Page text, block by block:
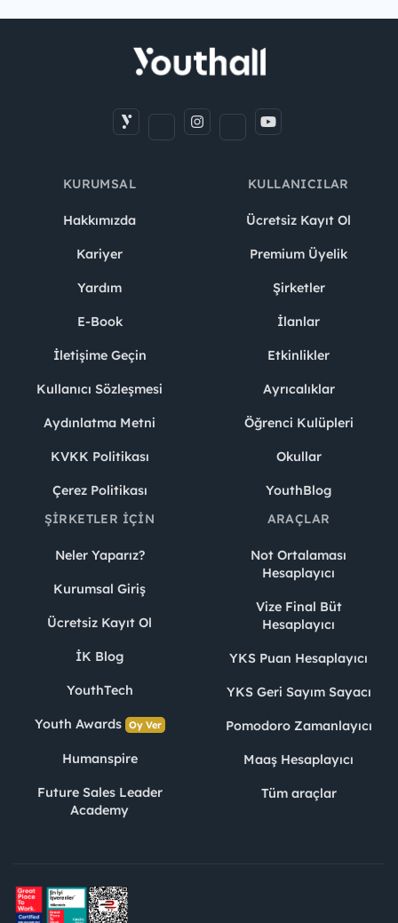
KURUMSAL
Hakkımızda
Kariyer
Yardım
E-Book
İletişime Geçin
Kullanıcı Sözleşmesi
Aydınlatma Metni
KVKK Politikası
Çerez Politikası
KULLANICILAR
Ücretsiz Kayıt Ol
Premium Üyelik
Şirketler
İlanlar
Etkinlikler
Ayrıcalıklar
Öğrenci Kulüpleri
Okullar
YouthBlog
ŞIRKETLER İÇIN
Neler Yaparız?
Kurumsal Giriş
Ücretsiz Kayıt Ol
İK Blog
YouthTech
Youth Awards Oy Ver
Humanspire
Future Sales Leader
Academy
ARAÇLAR
Not Ortalaması
Hesaplayıcı
Vize Final Büt
Hesaplayıcı
YKS Puan Hesaplayıcı
YKS Geri Sayım Sayacı
Pomodoro Zamanlayıcı
Maaş Hesaplayıcı
Tüm araçlar